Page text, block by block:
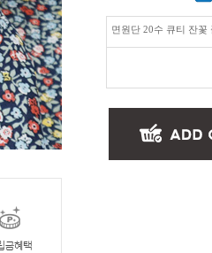
면원단 20수 큐티 잔꽃